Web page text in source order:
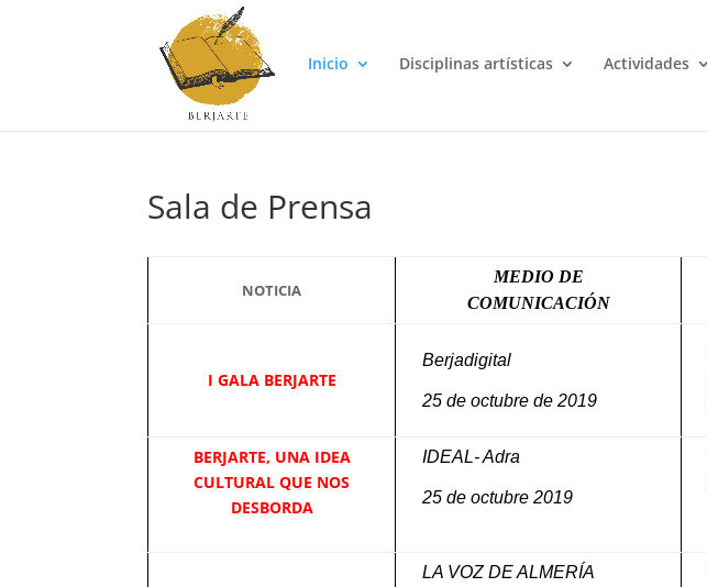
Inicio Disciplinas artísticas Actividades
Sala de Prensa
NOTICIA
MEDIO DE
COMUNICACIÓN
I GALA BERJARTE
Berjadigital
25 de octubre de 2019
BERJARTE, UNA IDEA
CULTURAL QUE NOS
DESBORDA
IDEAL- Adra
25 de octubre 2019
LA VOZ DE ALMERÍA